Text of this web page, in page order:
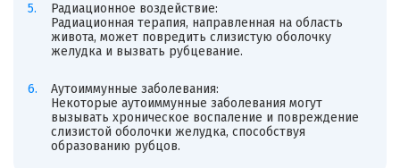
Радиационное воздействие:
Радиационная терапия, направленная на область
живота, может повредить слизистую оболочку
желудка и вызвать рубцевание.
Аутоиммунные заболевания:
Некоторые аутоиммунные заболевания могут
вызывать хроническое воспаление и повреждение
слизистой оболочки желудка, способствуя
образованию рубцов.